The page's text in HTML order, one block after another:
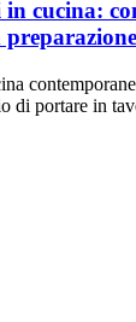
cucina:
di portare in